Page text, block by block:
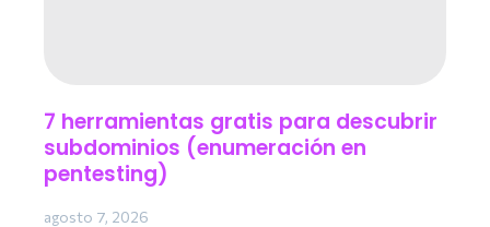
7 herramientas gratis para descubrir
subdominios (enumeración en
pentesting)
agosto 7, 2026